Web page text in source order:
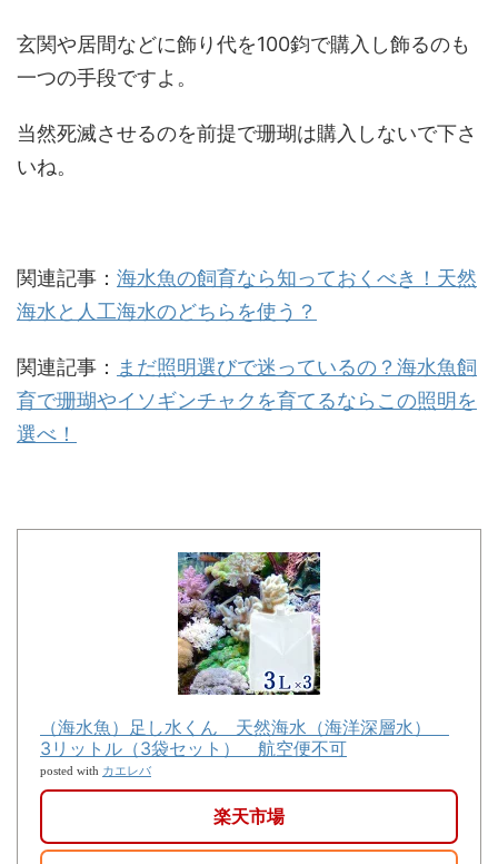
玄関や居間などに飾り代を100鈞で購入し飾るのも
一つの手段ですよ。
当然死滅させるのを前提で珊瑚は購入しないで下さ
いね。
関連記事： 海水魚の飼育なら知っておくべき！天然
海水と人工海水のどちらを使う？
関連記事： まだ照明選びで迷っているの？海水魚飼
育で珊瑚やイソギンチャクを育てるならこの照明を
選べ！
（海水魚）足し水くん 天然海水（海洋深層水）
3リットル（3袋セット） 航空便不可
posted with カエレバ
楽天市場